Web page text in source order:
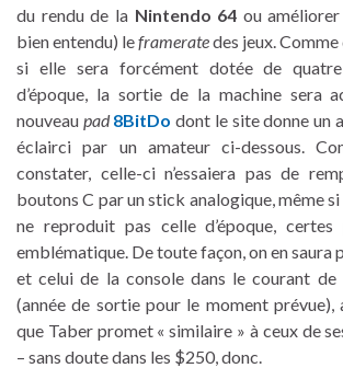
du rendu de la Nintendo 64 ou
bien entendu) leframeratedes jeux.
si elle sera forcément dotée de
d’époque, la sortie de la machine sera
nouveau pad 8BitDo dont le site donne un
éclairci par un amateur ci-dessous.
constater, celle-ci n’essaiera pas de
boutons C par un stick analogique, même
ne reproduit pas celle d’époque, certes
emblématique. De toute façon, on en saura
et celui de la console dans le courant de
(année de sortie pour le moment prévue),
que Taber promet « similaire » à ceux de
– sans doute dans les $250, donc.